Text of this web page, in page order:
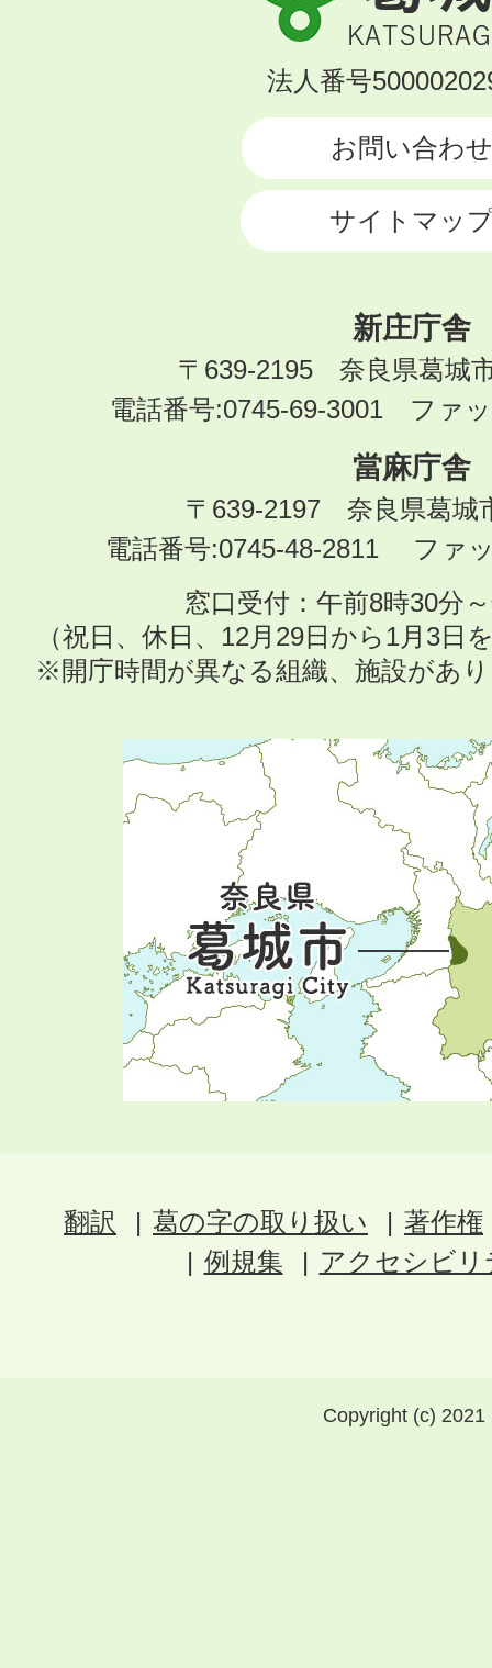
市
KATSURAGI
法人番号
お問い合わせ
サイトマッ
新庄庁舎
〒639-2195 奈良県葛城
電話番号:0745-69-3001 ファ
當麻庁舎
〒639-2197 奈良県葛城
電話番号:0745-48-2811 ファ
窓口受付：午前8時30分
（祝日、休日、12月29日から1月3日
※開庁時間が異なる組織、施設があ
翻訳 葛の字の取り扱い
著作権
例規集
アクセシビ
Copyright (c)